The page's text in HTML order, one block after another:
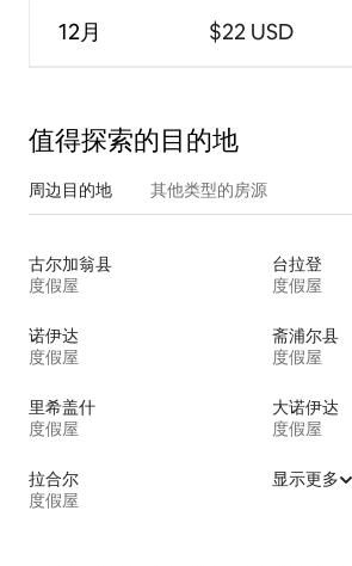
12月 $22 USD
值得探索的目的地
周边目的地 其他类型的房源
古尔加翁县
度假屋
台拉登
度假屋
诺伊达
度假屋
斋浦尔县
度假屋
里希盖什
度假屋
大诺伊达
度假屋
拉合尔
度假屋
显示更多